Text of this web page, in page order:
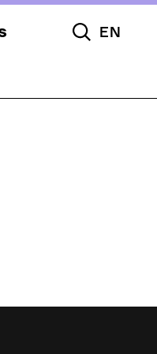
Pesquisar
EN